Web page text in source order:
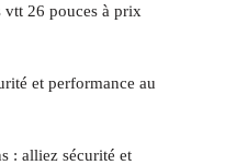
vtt 26 pouces à prix
et performance au
: alliez sécurité et